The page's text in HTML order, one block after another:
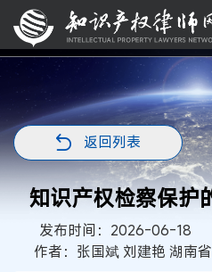
返回列表
知识产权检察保护
发布时间：2026-06-18
作者：张国斌 刘建艳 湖南